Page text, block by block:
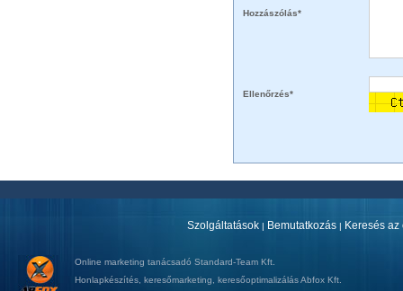
Hozzászólás*
Ellenőrzés*
Szolgáltatások | Bemutatkozás | Keresés
Online marketing tanácsadó Standard-Team Kft.
Honlapkészítés keresőmarketing keresőoptimalizálásAbfox Kft.